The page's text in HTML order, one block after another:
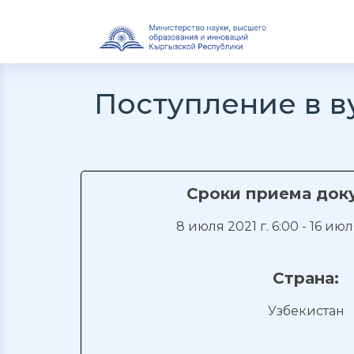
Поступление в
Сроки приема
8 июля 2021 г. 6:00 - 16
Страна:
Узбекистан